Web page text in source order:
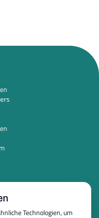
Technologien, um